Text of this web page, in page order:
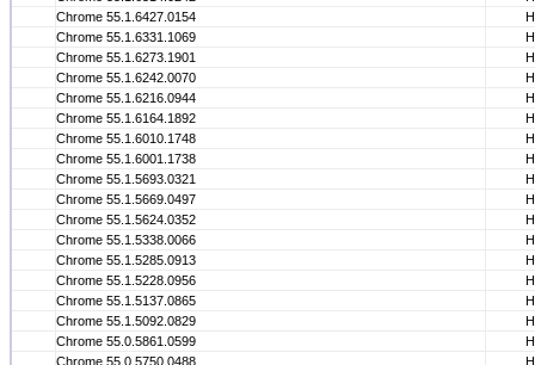
Chrome 55.1.6427.0154
Chrome 55.1.6331.1069
Chrome 55.1.6273.1901
Chrome 55.1.6242.0070
Chrome 55.1.6216.0944
Chrome 55.1.6164.1892
Chrome 55.1.6010.1748
Chrome 55.1.6001.1738
Chrome 55.1.5693.0321
Chrome 55.1.5669.0497
Chrome 55.1.5624.0352
Chrome 55.1.5338.0066
Chrome 55.1.5285.0913
Chrome 55.1.5228.0956
Chrome 55.1.5137.0865
Chrome 55.1.5092.0829
Chrome 55.0.5861.0599
Chrome 55.0.5750.0488